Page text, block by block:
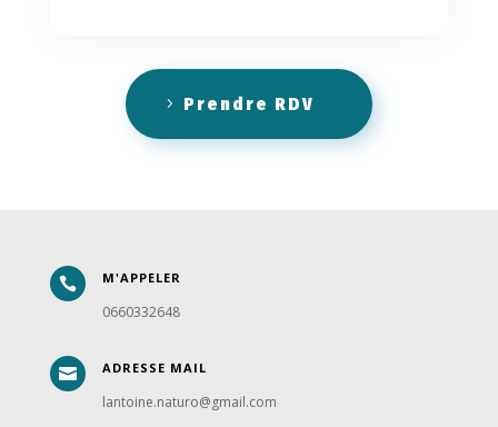
Prendre RDV
 M'APPELER
0660332648
 ADRESSE MAIL
lantoine.naturo@gmail.com